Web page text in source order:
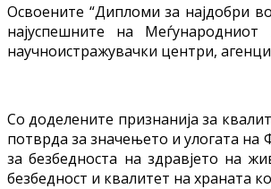
Освоените “Дипломи за најдобри
најуспешните на
научноистражувачки центри,
Со доделените признанија за
потврда за значењето и улогата на
за безбедноста на здравјето на
безбедност и квалитет на храната